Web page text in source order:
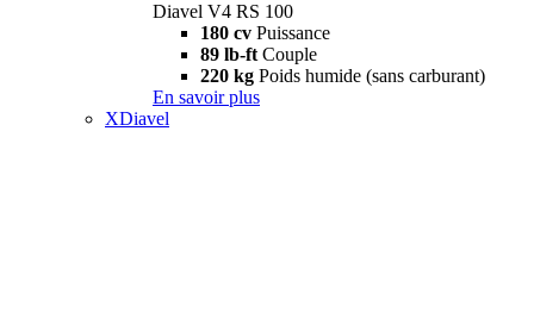
Diavel V4 RS 100
180 cv Puissance
89 lb-ft Couple
220 kg Poids humide (sans carburant)
En savoir plus
XDiavel